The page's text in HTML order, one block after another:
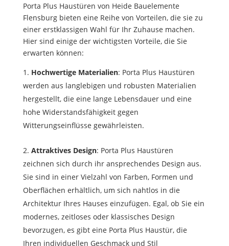
Porta Plus Haustüren von Heide Bauelemente
Flensburg bieten eine Reihe von Vorteilen, die sie zu
einer erstklassigen Wahl für Ihr Zuhause machen.
Hier sind einige der wichtigsten Vorteile, die Sie
erwarten können:
Hochwertige Materialien: Porta Plus Haustüren
werden aus langlebigen und robusten Materialien
hergestellt, die eine lange Lebensdauer und eine
hohe Widerstandsfähigkeit gegen
Witterungseinflüsse gewährleisten.
Attraktives Design: Porta Plus Haustüren
zeichnen sich durch ihr ansprechendes Design aus.
Sie sind in einer Vielzahl von Farben, Formen und
Oberflächen erhältlich, um sich nahtlos in die
Architektur Ihres Hauses einzufügen. Egal, ob Sie ein
modernes, zeitloses oder klassisches Design
bevorzugen, es gibt eine Porta Plus Haustür, die
Ihren individuellen Geschmack und Stil